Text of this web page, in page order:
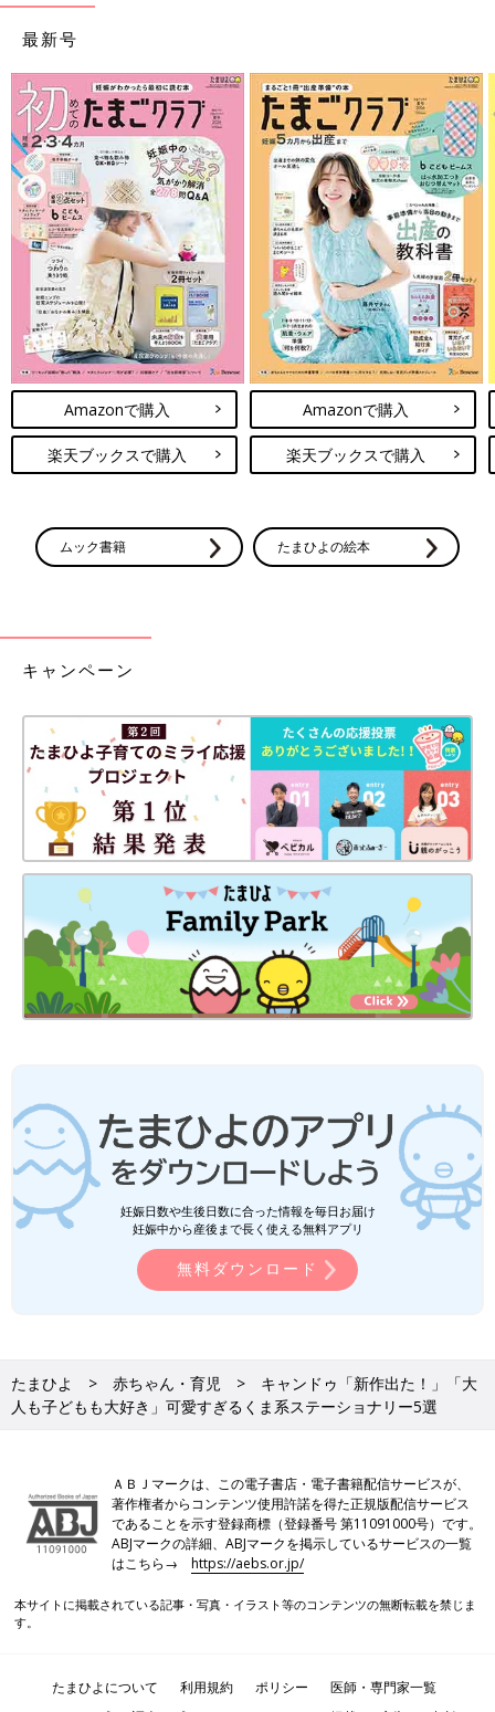
yuzulemon22さんがキャンドゥで発見したのはたくさんのくま
さんがたっぷりと印刷されたデザインペーパー。3柄12枚入りで
どれも箔押しまでされているんだそう。ラッピングのアクセン
ト、お手紙、折り紙などアイデア次第でいろいろな使い方ができ
ますね。
キャンドゥ「信じられない」「かわいす
ぎる」即完！話題のおままごとグッズ5
選
今回はSNSでも話題になったキャンドゥのおま
まごとグッズを特集！子ども用お買い物カート
やティーセットなど、発売するたびに即完する
ほどの人気商品がたくさんあるんです♪ 高クオ
リティでかわいすぎる、キャンドゥのおままご
とグッズをご紹介します。
今回はキャンドゥで展開されているくまさんシリーズの文房具を
中心にご紹介しました。可愛いくまさんグッズは持っているだけ
で気分が上がりそう♪ 実用性の高いステーショナリーは持ち歩き
用にもおうち用にも大活躍ですね。
●記事内容でご紹介している投稿、リンク先は、削除される場合
があります。あらかじめご了承ください。
●記事の内容は記載当時の情報であり、現在と異なる場合があり
最新号
Amazonで購入
楽天ブックスで購入
Amazonで購入
楽天ブックスで購入
ムック書籍 たまひよの絵本
キャンペーン
妊娠日数や生後日数に合った情報を毎日お届け
妊娠中から産後まで長く使える無料アプリ
無料ダウンロード
たまひよ 赤ちゃん・育児
キャンドゥ「新作出た！」「大
人も子どもも大好き」可愛すぎるくま系ステーショナリー5選
ＡＢＪマークは、この電子書店・電子書籍配信サービスが、
著作権者からコンテンツ使用許諾を得た正規版配信サービス
であることを示す登録商標（登録番号 第11091000号）です。
ABJマークの詳細、ABJマークを掲示しているサービスの一覧
はこちら→https://aebs.or.jp/
本サイトに掲載されている記事・写真・イラスト等のコンテンツの無断転載を禁じま
す。
たまひよについて 利用規約 ポリシー
医師・専門家一覧